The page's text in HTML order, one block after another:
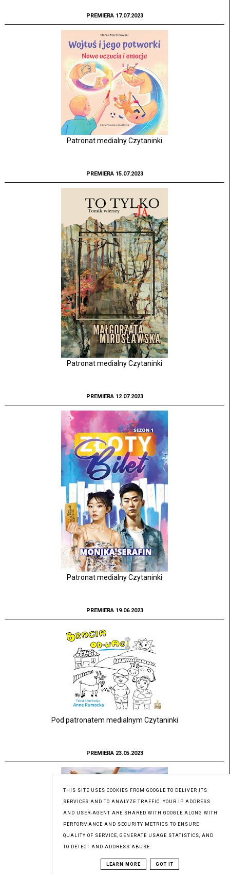
PREMIERA 17.07.2023
Patronat medialny Czytaninki
PREMIERA 15.07.2023
Patronat medialny Czytaninki
PREMIERA 12.07.2023
Patronat medialny Czytaninki
PREMIERA 19.06.2023
Pod patronatem medialnym Czytaninki
PREMIERA 23.05.2023
THIS SITE USES COOKIES FROM GOOGLE TO DELIVER ITS
SERVICES AND TO ANALYZE TRAFFIC. YOUR IP ADDRESS
AND USER-AGENT ARE SHARED WITH GOOGLE ALONG WITH
PERFORMANCE AND SECURITY METRICS TO ENSURE
QUALITY OF SERVICE, GENERATE USAGE STATISTICS, AND
TO DETECT AND ADDRESS ABUSE.
LEARN MORE GOT IT